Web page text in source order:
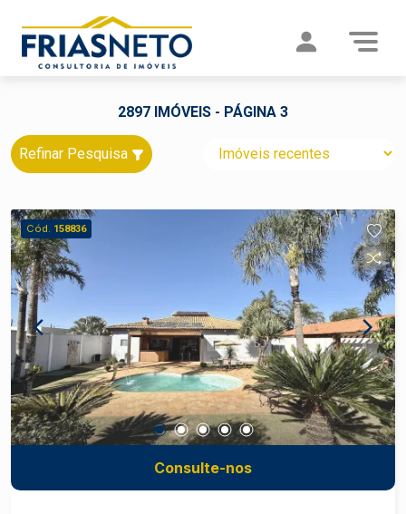
2897 IMÓVEIS - PÁGINA 3
Refinar Pesquisa
Cód. 158836
Consulte-nos